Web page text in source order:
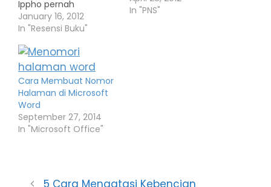
Ippho pernah
memberikan
bimbingan customer
saya masih bekerja di
salah satu rumah sakit
swasta di kota batam.
Beliau sekarang sudah
pindah dari Batam dan
bermukim di Provinsi
Banten. Ini adalah buku
January 16, 2012
In "Resensi Buku"
In "PNS"
Cara Membuat Nomor
Halaman di Microsoft
Word
September 27, 2014
In "Microsoft Office"
5 Cara Mengatasi Kebencian